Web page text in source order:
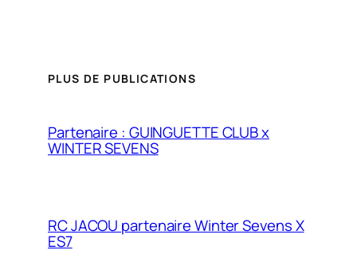
PLUS DE PUBLICATIONS
Partenaire : GUINGUETTE CLUB x
WINTER SEVENS
RC JACOU partenaire Winter Sevens X
ES7